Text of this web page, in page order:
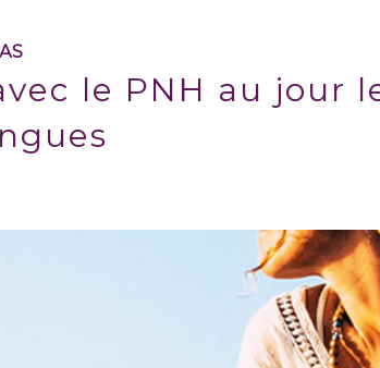
le PNH au jour